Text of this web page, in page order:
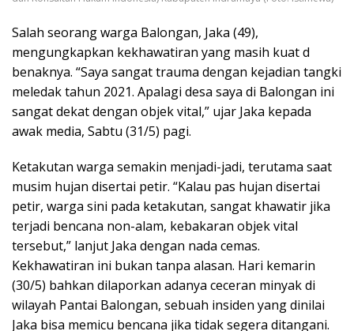
Salah seorang warga Balongan, Jaka (49),
mengungkapkan kekhawatiran yang masih kuat d
benaknya. “Saya sangat trauma dengan kejadian tangki
meledak tahun 2021. Apalagi desa saya di Balongan ini
sangat dekat dengan objek vital,” ujar Jaka kepada
awak media, Sabtu (31/5) pagi.
Ketakutan warga semakin menjadi-jadi, terutama saat
musim hujan disertai petir. “Kalau pas hujan disertai
petir, warga sini pada ketakutan, sangat khawatir jika
terjadi bencana non-alam, kebakaran objek vital
tersebut,” lanjut Jaka dengan nada cemas.
Kekhawatiran ini bukan tanpa alasan. Hari kemarin
(30/5) bahkan dilaporkan adanya ceceran minyak di
wilayah Pantai Balongan, sebuah insiden yang dinilai
Jaka bisa memicu bencana jika tidak segera ditangani.